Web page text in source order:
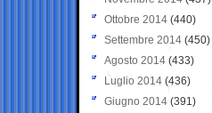
Ottobre 2014 (440)
Settembre 2014 (450)
Agosto 2014 (433)
Luglio 2014 (436)
Giugno 2014 (391)